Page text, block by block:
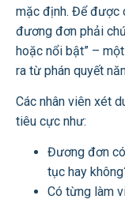
mặc định. Để được
đương đơn phải
hoặc nổi bật” –
ra từ phán quyết
Các nhân viên xét
tiêu cực như:
Đương đơn
tục hay
Có từng làm